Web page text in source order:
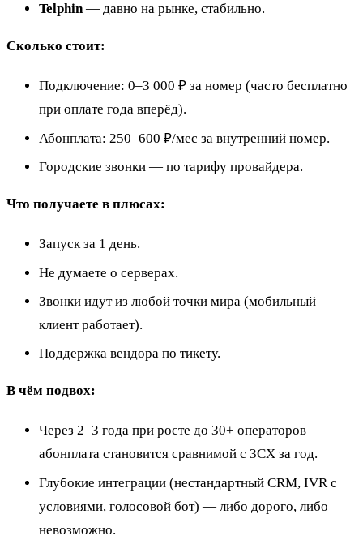
Telphin— давно на рынке, стабильно.
Сколько стоит:
Подключение: 0–3 000 ₽ за номер (часто бесплатно
при оплате года вперёд).
Абонплата: 250–600 ₽/мес за внутренний номер.
Городские звонки — по тарифу провайдера.
Что получаете в плюсах:
Запуск за 1 день.
Не думаете о серверах.
Звонки идут из любой точки мира (мобильный
клиент работает).
Поддержка вендора по тикету.
В чём подвох:
Через 2–3 года при росте до 30+ операторов
абонплата становится сравнимой с 3CX за год.
Глубокие интеграции (нестандартный CRM, IVR с
условиями, голосовой бот) — либо дорого, либо
невозможно.